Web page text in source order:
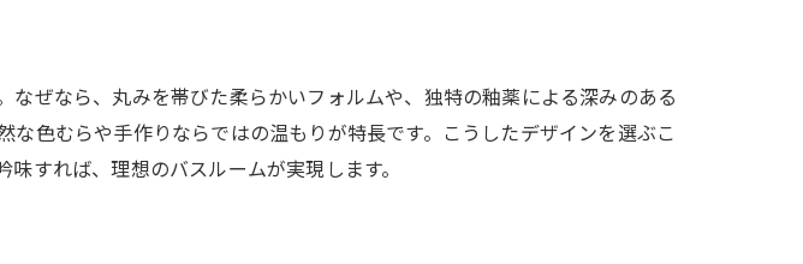
ぜなら、丸みを帯びた柔らかいフォルムや、独特の釉薬による深みのある
色むらや手作りならではの温もりが特長です。こうしたデザインを選ぶこ
すれば、理想のバスルームが実現します。